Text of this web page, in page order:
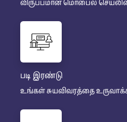
விருப்பமான மொபைல்
படி இரண்டு
உங்கள் சுயவிவரத்தை